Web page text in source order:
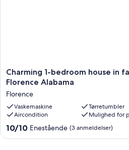
Charming
1-
house
in
fabulous
Florence
Alabama
Charming 1-bedroom house in
Florence Alabama
Florence
Vaskemaskine
Tørretumbler
Aircondition
Mulighed for
10.0
10/10 Enestående (3 anmeldelser)